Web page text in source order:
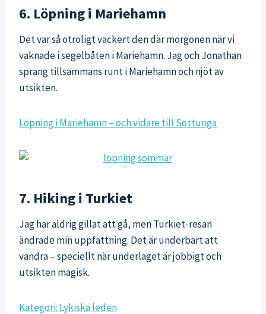
6. Löpning i Mariehamn
Det var så otroligt vackert den där morgonen när vi
vaknade i segelbåten i Mariehamn. Jag och Jonathan
sprang tillsammans runt i Mariehamn och njöt av
utsikten.
Löpning i Mariehamn – och vidare till Sottunga
7. Hiking i Turkiet
Jag har aldrig gillat att gå, men Turkiet-resan
ändrade min uppfattning. Det är underbart att
vandra – speciellt när underlaget är jobbigt och
utsikten magisk.
Kategori: Lykiska leden